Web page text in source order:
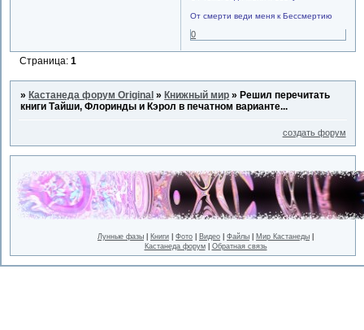
От смерти веди меня к Бессмертию
0
Страница:1
» Кастанеда форум Original » Книжный мир » Решил перечитать
книги Тайши, Флоринды и Кэрол в печатном варианте...
создать форум
Лунные фазы Книги Фото Видео Файлы Мир Кастанеды
Кастанеда форум| Обратная связь